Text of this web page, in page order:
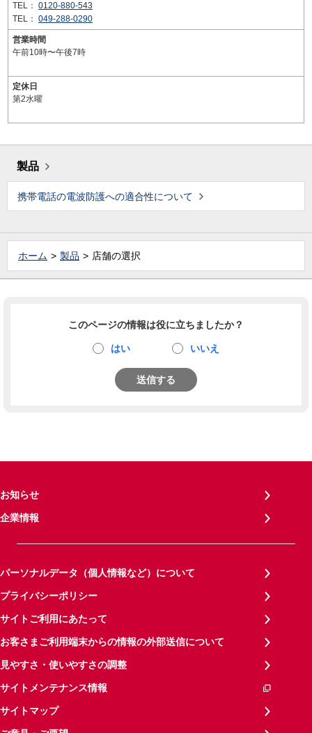
TEL： 0120-880-543
TEL： 049-288-0290
営業時間
午前10時〜午後7時
定休日
第2水曜
製品
携帯電話の電波防護への適合性について
ホーム 製品 店舗の選択
このページの情報は役に立ちましたか？
はい いいえ
送信する
お知らせ
企業情報
パーソナルデータ（個人情報など）について
プライバシーポリシー
サイトご利用にあたって
お客さまご利用端末からの情報の外部送信について
見やすさ・使いやすさの調整
サイトメンテナンス情報
サイトマップ